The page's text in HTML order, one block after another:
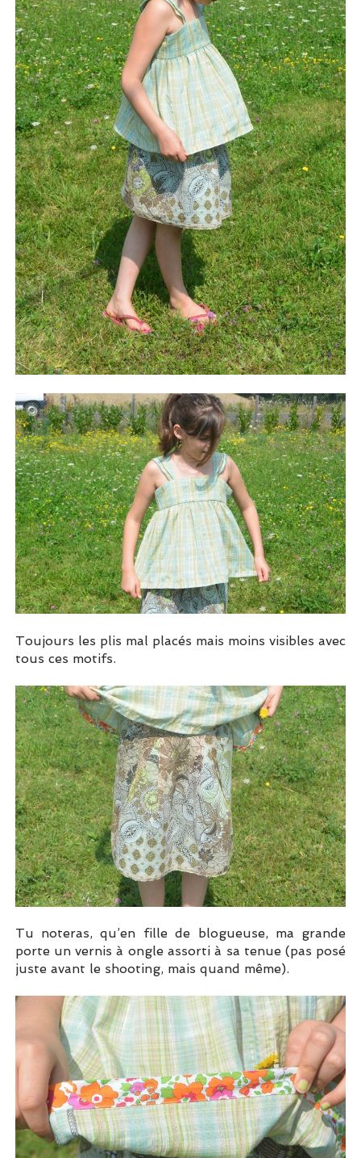
Toujours les plis mal placés mais moins visibles avec
tous ces motifs.
Tu noteras, qu’en fille de blogueuse, ma grande
porte un vernis à ongle assorti à sa tenue (pas posé
juste avant le shooting, mais quand même).